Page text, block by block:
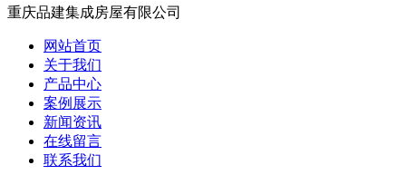
重庆品建集成房屋有限公司
网站首页
关于我们
产品中心
案例展示
新闻资讯
在线留言
联系我们